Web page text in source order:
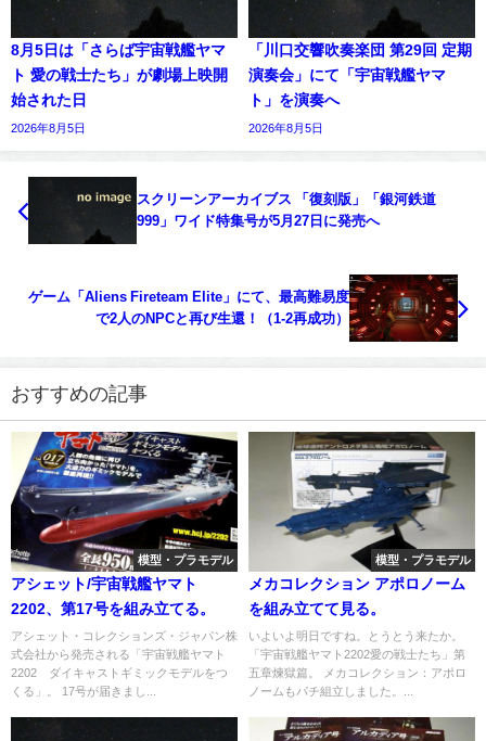
8月5日は「さらば宇宙戦艦ヤマ
ト 愛の戦士たち」が劇場上映開
始された日
2026年8月5日
「川口交響吹奏楽団 第29回 定期
演奏会」にて「宇宙戦艦ヤマ
ト」を演奏へ
2026年8月5日
スクリーンアーカイブス 「復刻版」「銀河鉄道
999」ワイド特集号が5月27日に発売へ
ゲーム「Aliens Fireteam Elite」にて、最高難易度
で2人のNPCと再び生還！（1-2再成功）
おすすめの記事
模型・プラモデル
アシェット/宇宙戦艦ヤマト
2202、第17号を組み立てる。
アシェット・コレクションズ・ジャパン株
式会社から発売される「宇宙戦艦ヤマト
2202 ダイキャストギミックモデルをつ
くる」。 17号が届きまし...
模型・プラモデル
メカコレクション アポロノーム
を組み立てて見る。
いよいよ明日ですね。とうとう来たか。
「宇宙戦艦ヤマト2202愛の戦士たち」第
五章煉獄篇。 メカコレクション：アポロ
ノームもパチ組立しました。...